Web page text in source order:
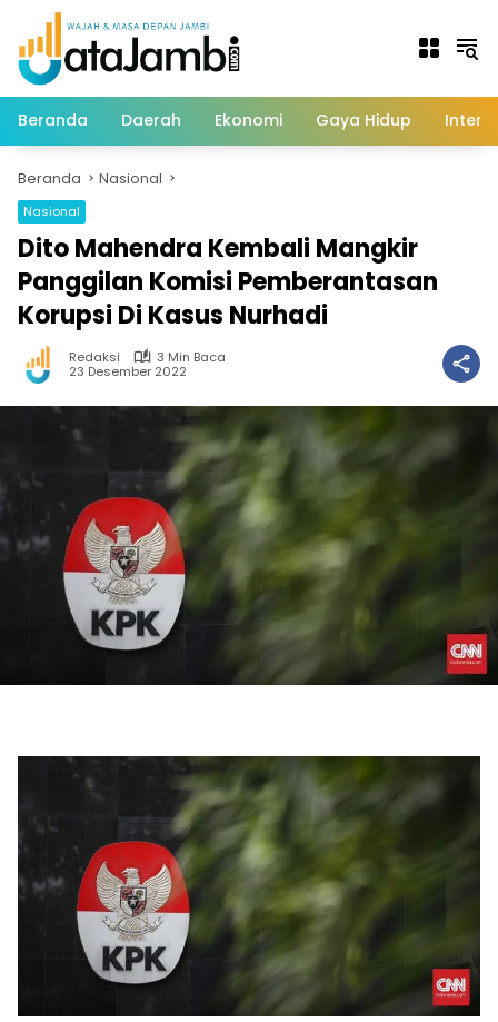
Langsung
konten
Beranda Daerah Ekonomi Gaya Hidup
Beranda Nasional
Nasional
Dito Mahendra Kembali Mangkir
Panggilan Komisi Pemberantasan
Korupsi Di Kasus Nurhadi
Redaksi
3 Min Baca
23 Desember 2022